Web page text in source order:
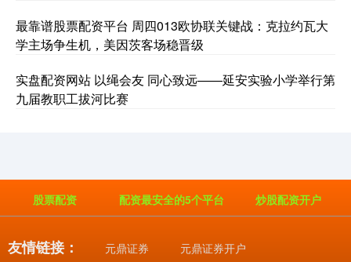
最靠谱股票配资平台 周四013欧协联关键战：克拉约瓦大
学主场争生机，美因茨客场稳晋级
实盘配资网站 以绳会友 同心致远——延安实验小学举行第
九届教职工拔河比赛
股票配资 配资最安全的5个平台 炒股配资开户
友情链接： 元鼎证券 元鼎证券开户